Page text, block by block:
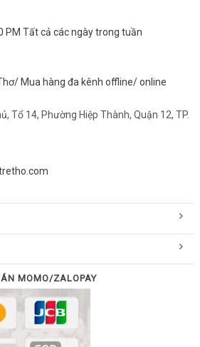
PM Tất cả các ngày trong tuần
Mua hàng đa kênh offline/ online
Tổ 14, Phường Hiệp Thành, Quận 12, TP.
MOMO/ZALOPAY